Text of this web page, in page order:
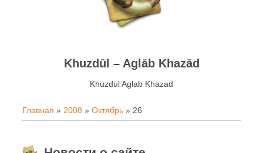
Khuzdūl – Aglāb Khazād
Khuzdul Aglab Khazаd
Главная » 2008 » Октябрь » 26